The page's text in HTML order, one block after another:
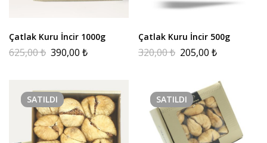
Çatlak Kuru İncir 1000g
625,00₺ 390,00 ₺
Çatlak Kuru İncir 500g
320,00₺ 205,00 ₺
SATILDI SATILDI